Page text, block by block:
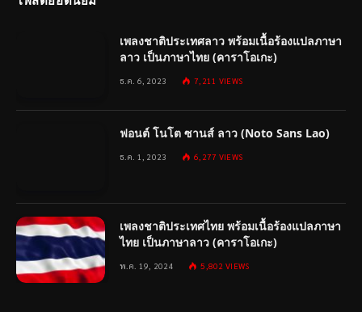
เพลงชาติประเทศลาว พร้อมเนื้อร้องแปลภาษา
ลาว เป็นภาษาไทย (คาราโอเกะ)
ธ.ค. 6, 2023 7,211 VIEWS
ฟอนต์ โนโต ซานส์ ลาว (Noto Sans Lao)
ธ.ค. 1, 2023 6,277 VIEWS
เพลงชาติประเทศไทย พร้อมเนื้อร้องแปลภาษา
ไทย เป็นภาษาลาว (คาราโอเกะ)
พ.ค. 19, 2024 5,802VIEWS